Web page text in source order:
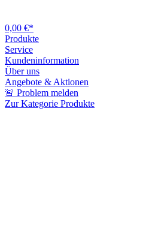
0,00 €*
Produkte
Service
Kundeninformation
Über uns
Angebote & Aktionen
🚨 Problem melden
Zur Kategorie Produkte